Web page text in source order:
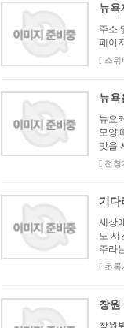
뉴욕
주소
페이
[ 스위
뉴욕
뉴요
모양
맛을
[ 천칭
기다
세상
도 시
주라
[ 초록
창
창원